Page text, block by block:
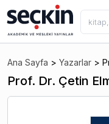
Ana Sayfa > Yazarlar >
Prof. Dr. Çetin